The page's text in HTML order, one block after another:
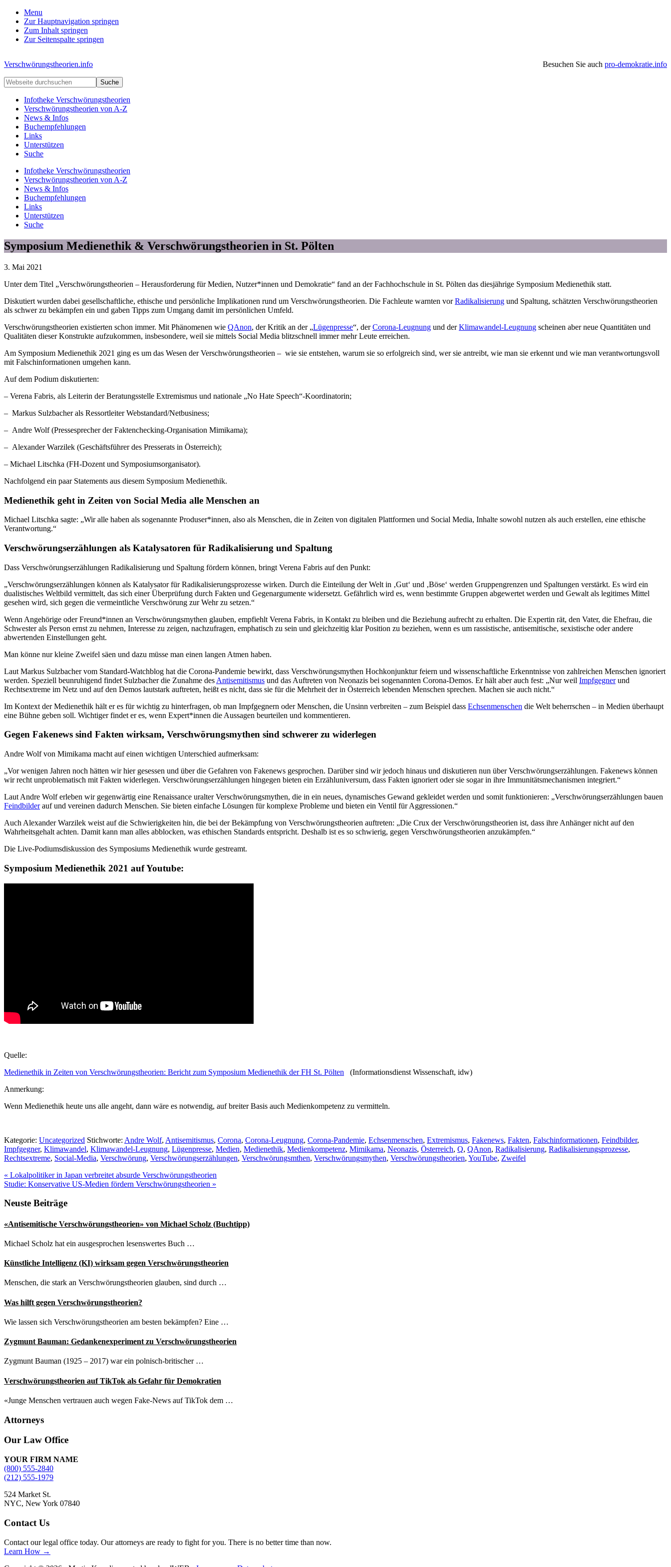
Menu
Zur Hauptnavigation springen
Zum Inhalt springen
Zur Seitenspalte springen
Verschwörungstheorien.info
Beiträge
zu
Merkmalen,
Funktionen
Risiken
konspirationistischen
Denkens
Kopfzeile
rechts
Besuchen Sie auch pro-demokratie.info
Webseite
durchsuchen
Infotheke Verschwörungstheorien
Verschwörungstheorien von A-Z
News & Infos
Buchempfehlungen
Links
Unterstützen
Suche
Infotheke Verschwörungstheorien
Verschwörungstheorien von A-Z
News & Infos
Buchempfehlungen
Links
Unterstützen
Suche
Symposium Medienethik & Verschwörungstheorien in St. Pölten
3. Mai 2021
Unter dem Titel „Verschwörungstheorien – Herausforderung für Medien, Nutzer*innen und Demokratie“ fand an der Fachhochschule in St. Pölten das diesjährige Symposium Medienethik statt.
Diskutiert wurden dabei gesellschaftliche, ethische und persönliche Implikationen rund um Verschwörungstheorien. Die Fachleute warnten vorRadikalisierung und Spaltung, schätzten Verschwörungstheorien
als schwer zu bekämpfen ein und gaben Tipps zum Umgang damit im persönlichen Umfeld.
Verschwörungstheorien existierten schon immer. Mit Phänomenen wie QAnon, der Kritik an der „Lügenpresse“, derCorona-Leugnung und derKlimawandel-Leugnung scheinen aber neue Quantitäten und
Qualitäten dieser Konstrukte aufzukommen, insbesondere, weil sie mittels Social Media blitzschnell immer mehr Leute erreichen.
Am Symposium Medienethik 2021 ging es um das Wesen der Verschwörungstheorien – wie sie entstehen, warum sie so erfolgreich sind, wer sie antreibt, wie man sie erkennt und wie man verantwortungsvoll
mit Falschinformationen umgehen kann.
Auf dem Podium diskutierten:
– Verena Fabris, als Leiterin der Beratungsstelle Extremismus und nationale „No Hate Speech“-Koordinatorin;
– Markus Sulzbacher als Ressortleiter Webstandard/Netbusiness;
– Andre Wolf (Pressesprecher der Faktenchecking-Organisation Mimikama);
– Alexander Warzilek (Geschäftsführer des Presserats in Österreich);
– Michael Litschka (FH-Dozent und Symposiumsorganisator).
Nachfolgend ein paar Statements aus diesem Symposium Medienethik.
Medienethik geht in Zeiten von Social Media alle Menschen an
Michael Litschka sagte: „Wir alle haben als sogenannte Produser*innen, also als Menschen, die in Zeiten von digitalen Plattformen und Social Media, Inhalte sowohl nutzen als auch erstellen, eine ethische
Verantwortung.“
Verschwörungserzählungen als Katalysatoren für Radikalisierung und Spaltung
Dass Verschwörungserzählungen Radikalisierung und Spaltung fördern können, bringt Verena Fabris auf den Punkt:
„Verschwörungserzählungen können als Katalysator für Radikalisierungsprozesse wirken. Durch die Einteilung der Welt in ‚Gut‘ und ‚Böse‘ werden Gruppengrenzen und Spaltungen verstärkt. Es wird ein
dualistisches Weltbild vermittelt, das sich einer Überprüfung durch Fakten und Gegenargumente widersetzt. Gefährlich wird es, wenn bestimmte Gruppen abgewertet werden und Gewalt als legitimes Mittel
gesehen wird, sich gegen die vermeintliche Verschwörung zur Wehr zu setzen.“
Wenn Angehörige oder Freund*innen an Verschwörungsmythen glauben, empfiehlt Verena Fabris, in Kontakt zu bleiben und die Beziehung aufrecht zu erhalten. Die Expertin rät, den Vater, die Ehefrau, die
Schwester als Person ernst zu nehmen, Interesse zu zeigen, nachzufragen, emphatisch zu sein und gleichzeitig klar Position zu beziehen, wenn es um rassistische, antisemitische, sexistische oder andere
abwertenden Einstellungen geht.
Man könne nur kleine Zweifel säen und dazu müsse man einen langen Atmen haben.
Laut Markus Sulzbacher vom Standard-Watchblog hat die Corona-Pandemie bewirkt, dass Verschwörungsmythen Hochkonjunktur feiern und wissenschaftliche Erkenntnisse von zahlreichen Menschen ignoriert
werden. Speziell beunruhigend findet Sulzbacher die Zunahme des Antisemitismus und das Auftreten von Neonazis bei sogenannten Corona-Demos. Er hält aber auch fest: „Nur weil Impfgegnerund
Rechtsextreme im Netz und auf den Demos lautstark auftreten, heißt es nicht, dass sie für die Mehrheit der in Österreich lebenden Menschen sprechen. Machen sie auch nicht.“
Im Kontext der Medienethik hält er es für wichtig zu hinterfragen, ob man Impfgegnern oder Menschen, die Unsinn verbreiten – zum Beispiel dass Echsenmenschen die Welt beherrschen – in Medien überhaupt
eine Bühne geben soll. Wichtiger findet er es, wenn Expert*innen die Aussagen beurteilen und kommentieren.
Gegen Fakenews sind Fakten wirksam, Verschwörungsmythen sind schwerer zu widerlegen
Andre Wolf von Mimikama macht auf einen wichtigen Unterschied aufmerksam:
„Vor wenigen Jahren noch hätten wir hier gesessen und über die Gefahren von Fakenews gesprochen. Darüber sind wir jedoch hinaus und diskutieren nun über Verschwörungserzählungen. Fakenews können
wir recht unproblematisch mit Fakten widerlegen. Verschwörungserzählungen hingegen bieten ein Erzähluniversum, dass Fakten ignoriert oder sie sogar in ihre Immunitätsmechanismen integriert.“
Laut Andre Wolf erleben wir gegenwärtig eine Renaissance uralter Verschwörungsmythen, die in ein neues, dynamisches Gewand gekleidet werden und somit funktionieren: „Verschwörungserzählungen bauen
Feindbilderauf und vereinen dadurch Menschen. Sie bieten einfache Lösungen für komplexe Probleme und bieten ein Ventil für Aggressionen.“
Auch Alexander Warzilek weist auf die Schwierigkeiten hin, die bei der Bekämpfung von Verschwörungstheorien auftreten: „Die Crux der Verschwörungstheorien ist, dass ihre Anhänger nicht auf den
Wahrheitsgehalt achten. Damit kann man alles abblocken, was ethischen Standards entspricht. Deshalb ist es so schwierig, gegen Verschwörungstheorien anzukämpfen.“
Die Live-Podiumsdiskussion des Symposiums Medienethik wurde gestreamt.
Symposium Medienethik 2021 auf Youtube:
Quelle:
Medienethik in Zeiten von Verschwörungstheorien: Bericht zum Symposium Medienethik der FH St. Pölten (Informationsdienst Wissenschaft, idw)
Anmerkung:
Wenn Medienethik heute uns alle angeht, dann wäre es notwendig, auf breiter Basis auch Medienkompetenz zu vermitteln.
Kategorie: Uncategorized Stichworte: Andre Wolf, Antisemitismus, Corona, Corona-Leugnung, Corona-Pandemie, Echsenmenschen, Extremismus, Fakenews, Fakten, Falschinformationen, Feindbilder,
Impfgegner, Klimawandel, Klimawandel-Leugnung, Lügenpresse, Medien, Medienethik, Medienkompetenz, Mimikama, Neonazis, Österreich, Q, QAnon, Radikalisierung, Radikalisierungsprozesse,
Rechtsextreme, Social-Media, Verschwörung, Verschwörungserzählungen, Verschwörungsmthen, Verschwörungsmythen, Verschwörungstheorien, YouTube, Zweifel
Vorheriger
Beitrag:
« Lokalpolitiker in Japan verbreitet absurde Verschwörungstheorien
Nächster
Studie: Konservative US-Medien fördern Verschwörungstheorien »
Seitenspalte
Neuste Beiträge
«Antisemitische Verschwörungstheorien» von Michael Scholz (Buchtipp)
Michael Scholz hat ein ausgesprochen lesenswertes Buch …
Künstliche Intelligenz (KI) wirksam gegen Verschwörungstheorien
Menschen, die stark an Verschwörungstheorien glauben, sind durch …
Was hilft gegen Verschwörungstheorien?
Wie lassen sich Verschwörungstheorien am besten bekämpfen? Eine …
Zygmunt Bauman: Gedankenexperiment zu Verschwörungstheorien
Zygmunt Bauman (1925 – 2017) war ein polnisch-britischer …
Verschwörungstheorien auf TikTok als Gefahr für Demokratien
«Junge Menschen vertrauen auch wegen Fake-News auf TikTok dem …
Attorneys
Site
Footer
Our Law Office
YOUR FIRM NAME
(800) 555-2840
(212) 555-1979
524 Market St.
NYC, New York 07840
Contact Us
Contact our legal office today. Our attorneys are ready to fight for you. There is no better time than now.
Learn How →